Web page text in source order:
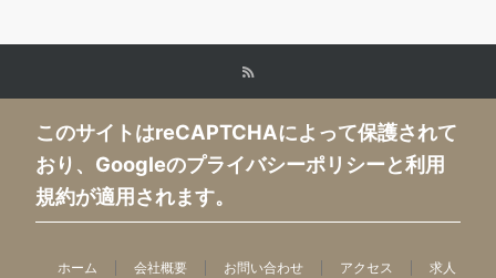
このサイトはreCAPTCHAによって保護されて
おり、Googleのプライバシーポリシーと利用
規約が適用されます。
ホーム 会社概要 お問い合わせ アクセス 求人